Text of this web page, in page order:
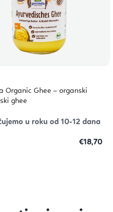
Organic Ghee – organski
ghee
u roku od 10-12 dana
€18,70